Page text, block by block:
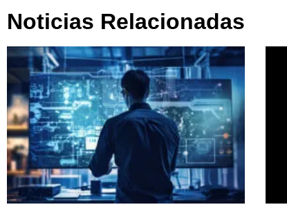
Noticias Relacionadas